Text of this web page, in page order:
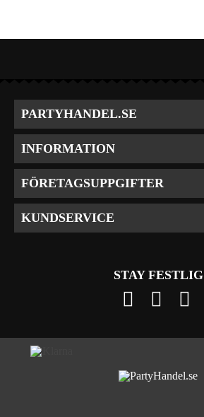
PARTYHANDEL.SE
INFORMATION
FÖRETAGSUPPGIFTER
KUNDSERVICE
STAY FESTLIG